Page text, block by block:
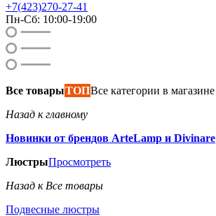
+7(423)270-27-41
Пн-Сб: 10:00-19:00
Все товарыТОПВсе категории в магазине
Назад к главному
Новинки от брендов ArteLamp и Divinare
ЛюстрыПросмотреть
Назад к Все товары
Подвесные люстры